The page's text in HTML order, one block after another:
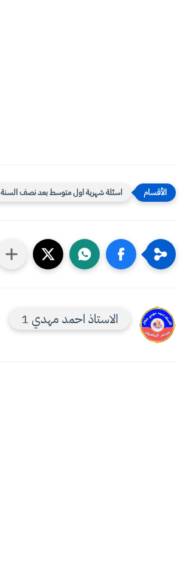
اسئلة شهرية اول متوسط بعد نصف السنة
الاستاذ احمد مهدي 1